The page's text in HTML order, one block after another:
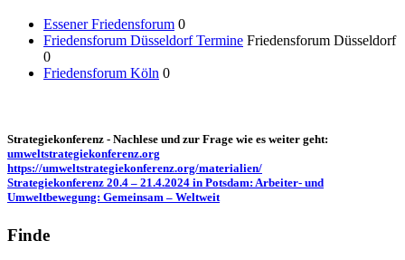
Essener Friedensforum 0
Friedensforum Düsseldorf Termine Friedensforum Düsseldorf
0
Friedensforum Köln 0
Strategiekonferenz - Nachlese und zur Frage wie es weiter geht:
umweltstrategiekonferenz.org
https://umweltstrategiekonferenz.org/materialien/
Strategiekonferenz 20.4 – 21.4.2024 in Potsdam: Arbeiter- und
Umweltbewegung: Gemeinsam – Weltweit
Finde